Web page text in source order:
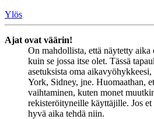
Ylös
Ajat ovat väärin!
On mahdollista, että näytetty
kuin se jossa itse olet. Tässä
asetuksista oma
York, Sidney, jne. Huomaathan,
vaihtaminen, kuten monet
rekisteröityneille käyttäjille. Jos
hyvä aika tehdä niin.